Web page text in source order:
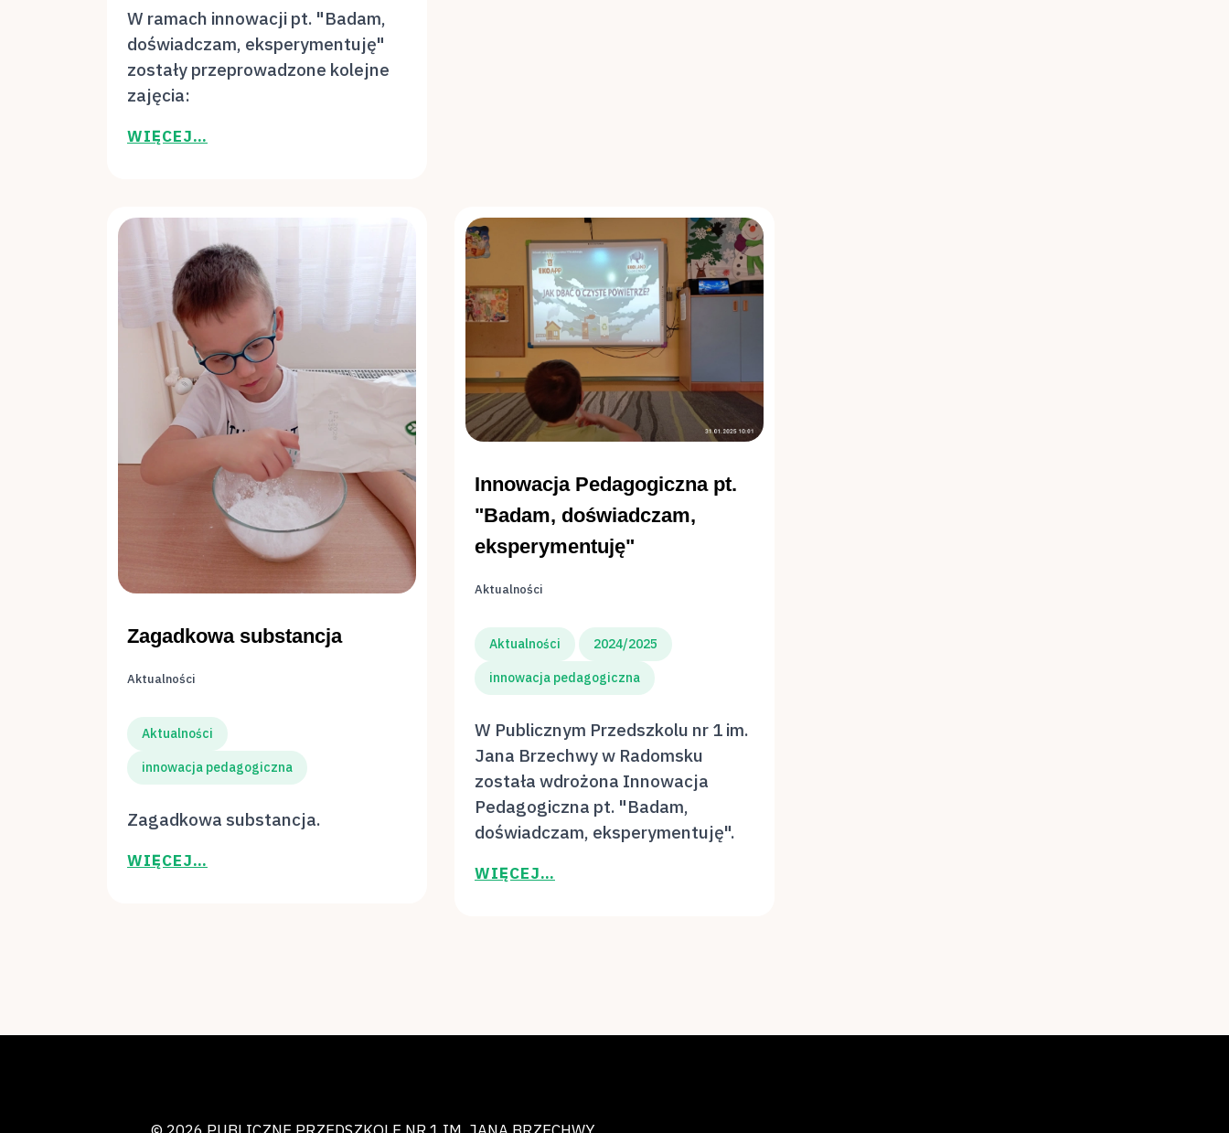
W ramach innowacji pt. "Badam,
doświadczam, eksperymentuję"
zostały przeprowadzone kolejne
zajęcia:
WIĘCEJ…
Zagadkowa substancja
Aktualności
Aktualności
innowacja pedagogiczna
Zagadkowa substancja.
WIĘCEJ…
Innowacja Pedagogiczna pt.
"Badam, doświadczam,
eksperymentuję"
Aktualności
Aktualności 2024/2025
innowacja pedagogiczna
W Publicznym Przedszkolu nr 1 im.
Jana Brzechwy w Radomsku
została wdrożona Innowacja
Pedagogiczna pt. "Badam,
doświadczam, eksperymentuję".
WIĘCEJ…